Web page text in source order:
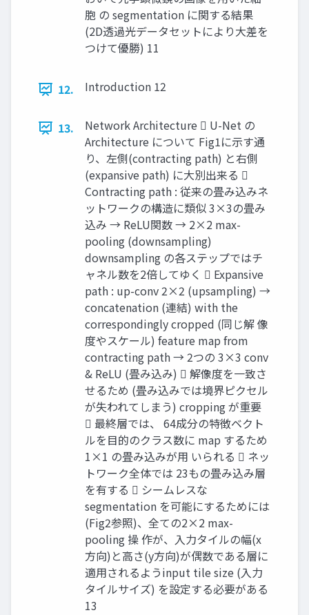
胞 の segmentation に関する結果
(2D透過光データセットにより大差を
つけて優勝) 11
12. Introduction 12
13.
Network Architecture  U-Net の
Architecture について Fig1に示す通
り、左側(contracting path) と右側
(expansive path) に大別出来る 
Contracting path : 従来の畳み込みネ
ットワークの構造に類似 3×3の畳み
込み → ReLU関数 → 2×2 max-
pooling (downsampling)
downsampling の各ステップではチ
ャネル数を2倍してゆく  Expansive
path : up-conv 2×2 (upsampling) →
concatenation (連結) with the
correspondingly cropped (同じ解 像
度やスケール) feature map from
contracting path → 2つの 3×3 conv
& ReLU (畳み込み)  解像度を一致さ
せるため (畳み込みでは境界ピクセル
が失われてしまう) cropping が重要
 最終層では、 64成分の特徴ベクト
ルを目的のクラス数に map するため
1×1 の畳み込みが用 いられる  ネッ
トワーク全体では 23もの畳み込み層
を有する  シームレスな
segmentation を可能にするためには
(Fig2参照)、全ての2×2 max-
pooling 操 作が、入力タイルの幅(x
方向)と高さ(y方向)が偶数である層に
適用されるようinput tile size (入力
タイルサイズ) を設定する必要がある
13